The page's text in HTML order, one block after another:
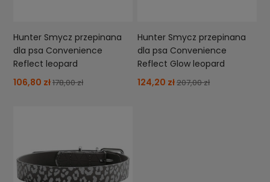
Hunter Smycz przepinana
dla psa Convenience
Reflect leopard
106,80 zł178,00 zł
Hunter Smycz przepinana
dla psa Convenience
Reflect Glow leopard
124,20 zł207,00 zł